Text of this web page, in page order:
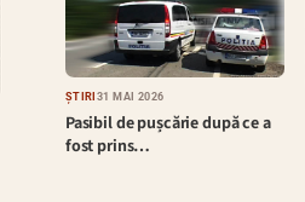
ȘTIRI 31 MAI 2026
Pasibil de pușcărie după ce a
fost prins…